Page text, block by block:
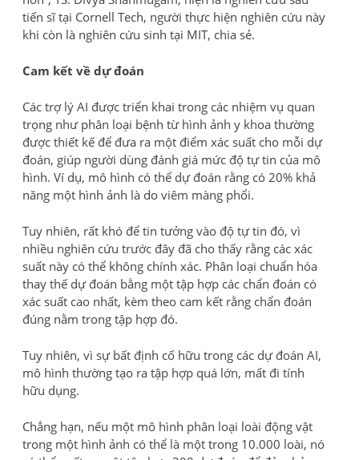
tiến sĩ tại Cornell Tech, người thực hiện nghiên cứu này
khi còn là nghiên cứu sinh tại MIT, chia sẻ.
Cam kết về dự đoán
Các trợ lý AI được triển khai trong các nhiệm vụ quan
trọng như phân loại bệnh từ hình ảnh y khoa thường
được thiết kế để đưa ra một điểm xác suất cho mỗi dự
đoán, giúp người dùng đánh giá mức độ tự tin của mô
hình. Ví dụ, mô hình có thể dự đoán rằng có 20% khả
năng một hình ảnh là do viêm màng phổi.
Tuy nhiên, rất khó để tin tưởng vào độ tự tin đó, vì
nhiều nghiên cứu trước đây đã cho thấy rằng các xác
suất này có thể không chính xác. Phân loại chuẩn hóa
thay thế dự đoán bằng một tập hợp các chẩn đoán có
xác suất cao nhất, kèm theo cam kết rằng chẩn đoán
đúng nằm trong tập hợp đó.
Tuy nhiên, vì sự bất định cố hữu trong các dự đoán AI,
mô hình thường tạo ra tập hợp quá lớn, mất đi tính
hữu dụng.
Chẳng hạn, nếu một mô hình phân loại loài động vật
trong một hình ảnh có thể là một trong 10.000 loài, nó